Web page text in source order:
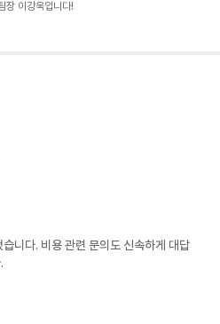
장 이강욱입니다!
니다. 비용 관련 문의도 신속하게 대답